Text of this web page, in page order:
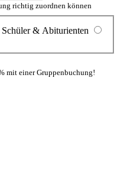
richtig zuordnen können
& Abiturienten
mit einer Gruppenbuchung!